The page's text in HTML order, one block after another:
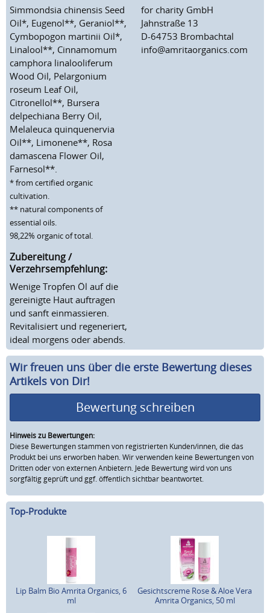
Simmondsia chinensis Seed
Oil*, Eugenol**, Geraniol**,
Cymbopogon martinii Oil*,
Linalool**, Cinnamomum
camphora linalooliferum
Wood Oil, Pelargonium
roseum Leaf Oil,
Citronellol**, Bursera
delpechiana Berry Oil,
Melaleuca quinquenervia
Oil**, Limonene**, Rosa
damascena Flower Oil,
Farnesol**.
* from certified organic
cultivation.
** natural components of
essential oils.
98,22% organic of total.
Zubereitung /
Verzehrsempfehlung:
Wenige Tropfen Öl auf die
gereinigte Haut auftragen
und sanft einmassieren.
Revitalisiert und regeneriert,
ideal morgens oder abends.
for charity GmbH
Jahnstraße 13
D-64753 Brombachtal
info@amritaorganics.com
Wir freuen uns über die erste Bewertung dieses
Artikels von Dir!
Bewertung schreiben
Hinweis zu Bewertungen:
Diese Bewertungen stammen von registrierten Kunden/innen, die das
Produkt bei uns erworben haben. Wir verwenden keine Bewertungen von
Dritten oder von externen Anbietern. Jede Bewertung wird von uns
sorgfältig geprüft und ggf. öffentlich sichtbar beantwortet.
Top-Produkte
Lip Balm Bio Amrita Organics, 6
ml
Gesichtscreme Rose & Aloe Vera
Amrita Organics, 50 ml